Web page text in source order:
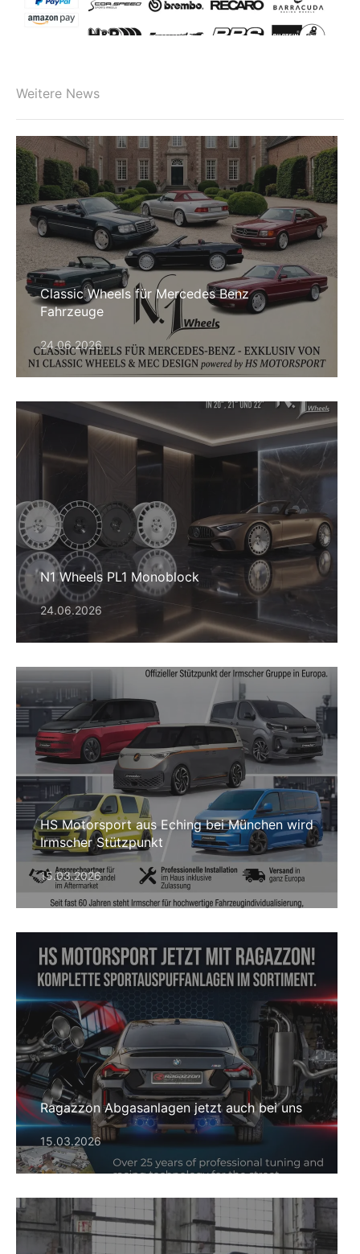
Weitere News
Classic Wheels für Mercedes Benz
Fahrzeuge
24.06.2026
N1 Wheels PL1 Monoblock
24.06.2026
HS Motorsport aus Eching bei München wird
Irmscher Stützpunkt
15.03.2026
Ragazzon Abgasanlagen jetzt auch bei uns
15.03.2026